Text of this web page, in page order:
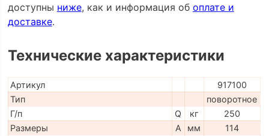
доступны ниже, как и информация об оплате и
доставке.
Технические характеристики
Артикул
917100
Тип
поворотное
Г/п
Q кг
250
Размеры
A мм
114